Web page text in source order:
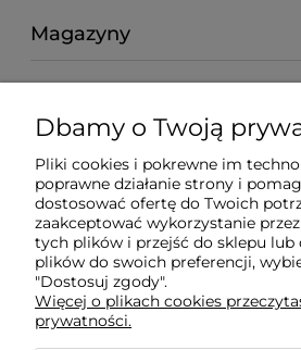
Magazyny
abcmarket24.pl
Informacje
Kontakt
Płatności
Dbamy o Twoją
Pliki cookies i pokrewne im
poprawne działanie strony i
dostosować ofertę do Twoich
zaakceptować wykorzystanie
tych plików i przejść do sklepu lub
plików do swoich preferencji,
"Dostosuj zgody".
Więcej o plikach cookies
prywatności.